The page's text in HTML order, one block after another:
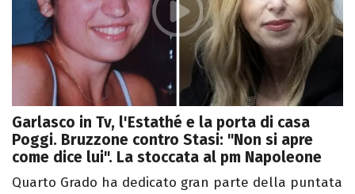
Garlasco in Tv, l'Estathé e la porta di casa
Poggi. Bruzzone contro Stasi: "Non si apre
come dice lui". La stoccata al pm Napoleone
Quarto Grado ha dedicato gran parte della puntata